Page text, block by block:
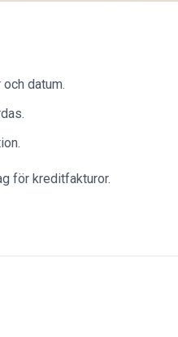
datum.
för kreditfakturor.